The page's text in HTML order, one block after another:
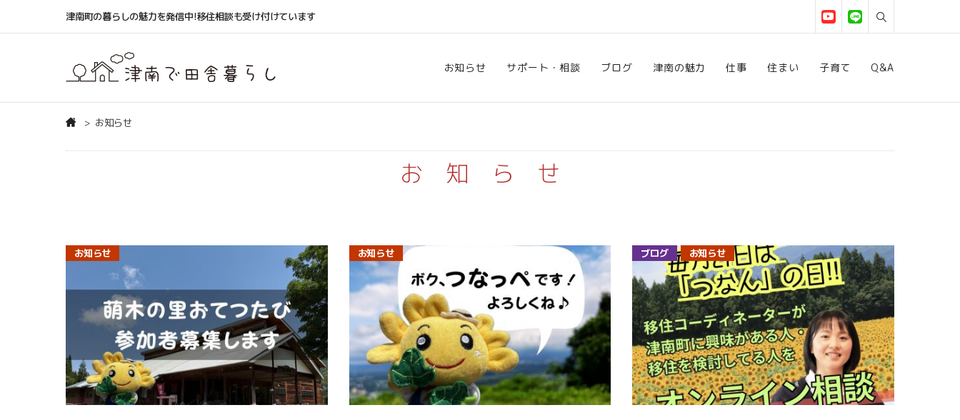
津南町の暮らしの魅力を発信中!移住相談も受け付けています
お知らせ サポート・相談 ブログ 津南の魅力 仕事 住まい 子育て Q&A
お知らせ
お知らせ
お知らせ お知らせ ブログ お知らせ